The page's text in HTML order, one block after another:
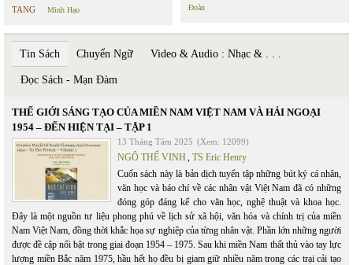
TANG
Minh Hạo
Đoàn
Tin Sách Chuyển Ngữ Video & Audio : Nhạc & . . .
Đọc Sách - Mạn Đàm
THẾ GIỚI SÁNG TẠO CỦA MIỀN NAM VIỆT NAM VÀ HẢI NGOẠI
1954 – ĐẾN HIỆN TẠI – TẬP 1
13 Tháng Tám 2025 (Xem: 12099)
NGÔ THẾ VINH TS Eric Henry
Cuốn sách này là bản dịch tuyển tập những bút ký cá nhân,
văn học và báo chí về các nhân vật Việt Nam đã có những
đóng góp đáng kể cho văn học, nghệ thuật và khoa học.
Đây là một nguồn tư liệu phong phú về lịch sử xã hội, văn hóa và chính trị của miền
Nam Việt Nam, đồng thời khắc họa sự nghiệp của từng nhân vật. Phần lớn những người
được đề cập nổi bật trong giai đoạn 1954 – 1975. Sau khi miền Nam thất thủ vào tay lực
lượng miền Bắc năm 1975, hầu hết họ đều bị giam giữ nhiều năm trong các trại cải tạo